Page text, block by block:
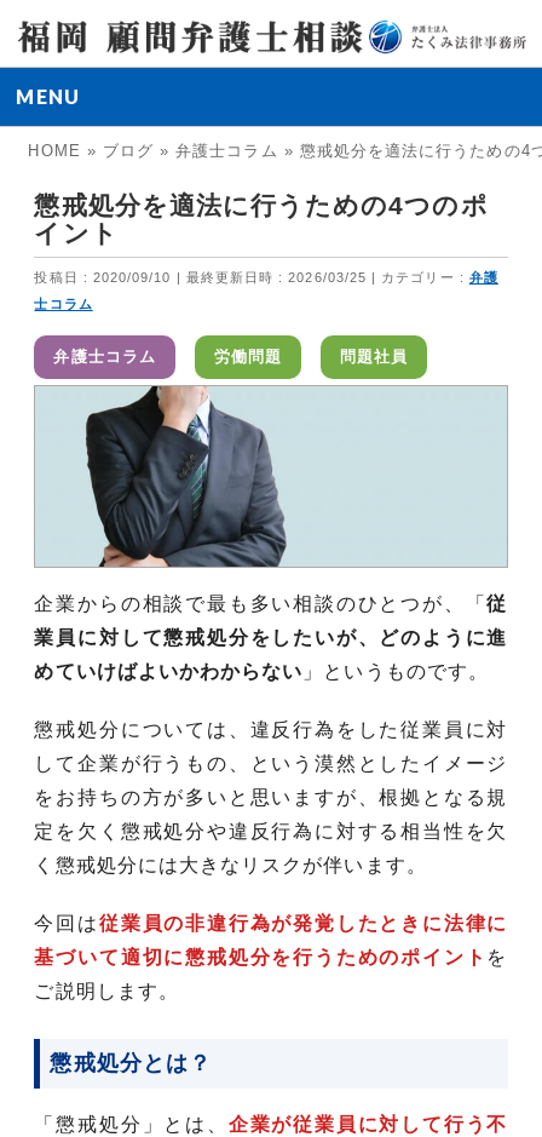
MENU
HOME » ブログ » 弁護士コラム » 懲戒処分を適法に行うための4
懲戒処分を適法に行うための4つのポ
イント
投稿日 : 2020/09/10 最終更新日時 : 2026/03/25 カテゴリー : 弁護
士コラム
弁護士コラム 労働問題 問題社員
企業からの相談で最も多い相談のひとつが、「従
業員に対して懲戒処分をしたいが、どのように進
めていけばよいかわからない 」というものです。
懲戒処分については、違反行為をした従業員に対
して企業が行うもの、という漠然としたイメージ
をお持ちの方が多いと思いますが、根拠となる規
定を欠く懲戒処分や違反行為に対する相当性を欠
く懲戒処分には大きなリスクが伴います。
今回は従業員の非違行為が発覚したときに法律に
基づいて適切に懲戒処分を行うためのポイント を
ご説明します。
懲戒処分とは？
「懲戒処分」とは、 企業が従業員に対して行う不